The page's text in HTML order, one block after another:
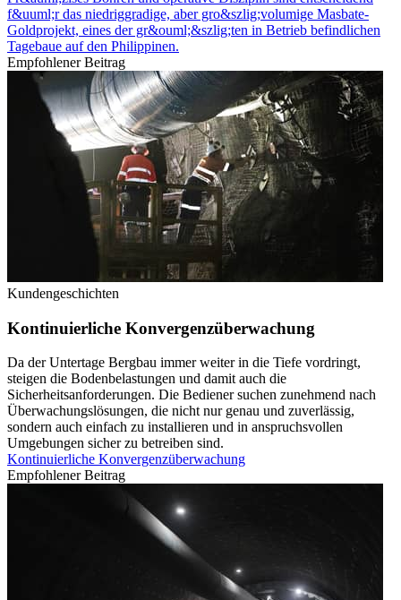
f&uuml;r das niedriggradige, aber gro&szlig;volumige Masbate-
Goldprojekt, eines der gr&ouml;&szlig;ten in Betrieb befindlichen
Tagebaue auf den Philippinen.
Empfohlener Beitrag
Kundengeschichten
Kontinuierliche Konvergenzüberwachung
Da der Untertage Bergbau immer weiter in die Tiefe vordringt,
steigen die Bodenbelastungen und damit auch die
Sicherheitsanforderungen. Die Bediener suchen zunehmend nach
Überwachungslösungen, die nicht nur genau und zuverlässig,
sondern auch einfach zu installieren und in anspruchsvollen
Umgebungen sicher zu betreiben sind.
Kontinuierliche Konvergenzüberwachung
Empfohlener Beitrag